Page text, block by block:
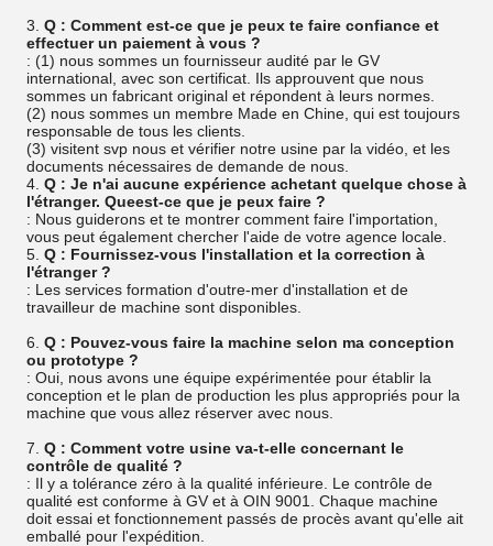
3. Q : Comment est-ce que je peux te faire confiance et
effectuer un paiement à vous ?
: (1) nous sommes un fournisseur audité par le GV
international, avec son certificat. Ils approuvent que nous
sommes un fabricant original et répondent à leurs normes.
(2) nous sommes un membre Made en Chine, qui est toujours
responsable de tous les clients.
(3) visitent svp nous et vérifier notre usine par la vidéo, et les
documents nécessaires de demande de nous.
4. Q : Je n'ai aucune expérience achetant quelque chose à
l'étranger. Queest-ce que je peux faire ?
: Nous guiderons et te montrer comment faire l'importation,
vous peut également chercher l'aide de votre agence locale.
5. Q : Fournissez-vous l'installation et la correction à
l'étranger ?
: Les services formation d'outre-mer d'installation et de
travailleur de machine sont disponibles.
6. Q : Pouvez-vous faire la machine selon ma conception
ou prototype ?
: Oui, nous avons une équipe expérimentée pour établir la
conception et le plan de production les plus appropriés pour la
machine que vous allez réserver avec nous.
7. Q : Comment votre usine va-t-elle concernant le
contrôle de qualité ?
: Il y a tolérance zéro à la qualité inférieure. Le contrôle de
qualité est conforme à GV et à OIN 9001. Chaque machine
doit essai et fonctionnement passés de procès avant qu'elle ait
emballé pour l'expédition.